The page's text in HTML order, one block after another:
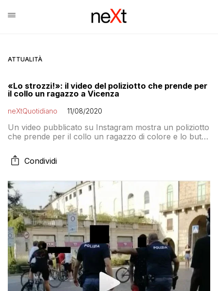
ATTUALITÀ
«Lo strozzi!»: il video del poliziotto che prende per
il collo un ragazzo a Vicenza
neXtQuotidiano 11/08/2020
Un video pubblicato su Instagram mostra un poliziotto
che prende per il collo un ragazzo di colore e lo butta
Lo strozzi!”. Subito dopo si vede che il poliziotto lascia
il ragazzo mentre altri ragazzi lo allontanano e gli altri
Condividi